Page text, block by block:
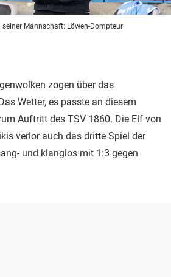
Mannschaft: Löwen-Dompteur
zogen über das
Wetter, es passte an diesem
Auftritt des TSV 1860. Die Elf von
verlor auch das dritte Spiel der
und klanglos mit 1:3 gegen